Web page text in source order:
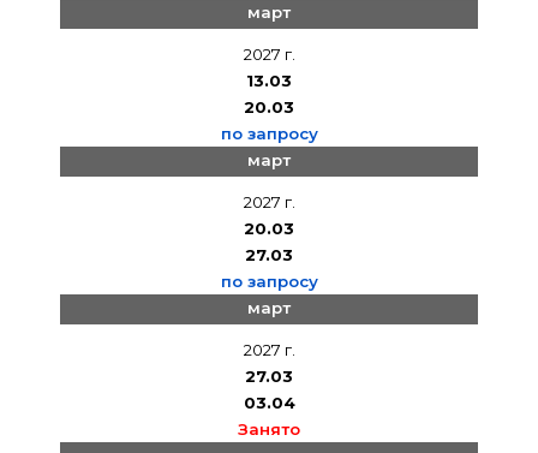
март
2027 г.
13.03
20.03
по запросу
март
2027 г.
20.03
27.03
по запросу
март
2027 г.
27.03
03.04
Занято